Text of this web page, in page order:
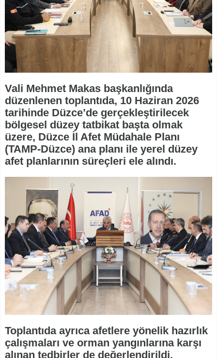
Vali Mehmet Makas başkanlığında
düzenlenen toplantıda, 10 Haziran 2026
tarihinde Düzce’de gerçekleştirilecek
bölgesel düzey tatbikat başta olmak
üzere, Düzce İl Afet Müdahale Planı
(TAMP-Düzce) ana planı ile yerel düzey
afet planlarının süreçleri ele alındı.
Toplantıda ayrıca afetlere yönelik hazırlık
çalışmaları ve orman yangınlarına karşı
alınan tedbirler de değerlendirildi.